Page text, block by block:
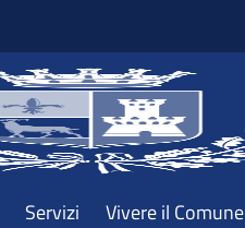
Servizi Vivere il Comune